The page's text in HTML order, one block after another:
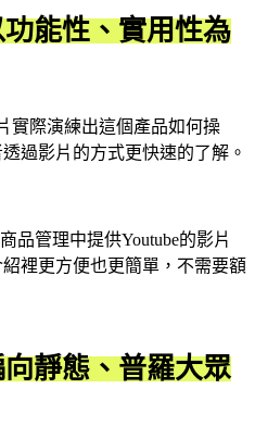
能性、實用性為
實際演練出這個產品如何操
過影片的方式更快速的了解。
商品管理中提供Youtube的影片
裡更方便也更簡單，不需要額
靜態、普羅大眾